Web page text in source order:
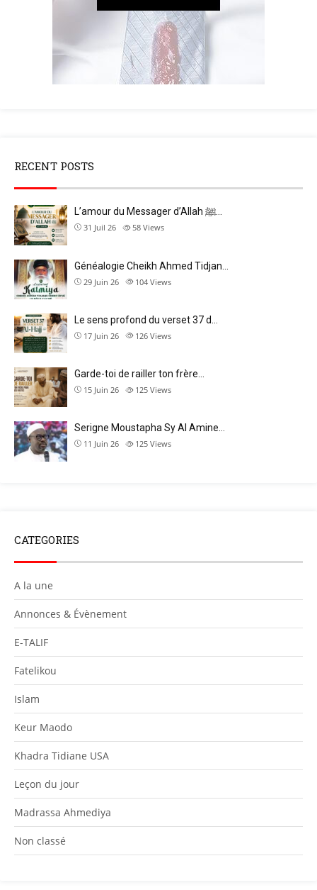
RECENT POSTS
L’amour du Messager d’Allah ﷺ…
31 Juil 26 58 Views
Généalogie Cheikh Ahmed Tidjan…
29 Juin 26 104 Views
Le sens profond du verset 37 d…
17 Juin 26 126 Views
Garde-toi de railler ton frère…
15 Juin 26 125 Views
Serigne Moustapha Sy Al Amine…
11 Juin 26 125 Views
CATEGORIES
A la une
Annonces & Évènement
E-TALIF
Fatelikou
Islam
Keur Maodo
Khadra Tidiane USA
Leçon du jour
Madrassa Ahmediya
Non classé